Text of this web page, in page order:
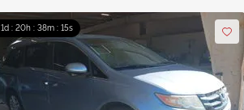
1d : 20h : 38m : 14s